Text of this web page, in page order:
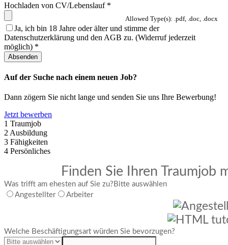
Hochladen von CV/Lebenslauf *
Allowed Type(s): .pdf, .doc, .docx
Ja, ich bin 18 Jahre oder älter und stimme der
Datenschutzerklärung und den AGB zu. (Widerruf jederzeit
möglich) *
Auf der Suche nach einem neuen Job?
Dann zögern Sie nicht lange und senden Sie uns Ihre Bewerbung!
Jetzt bewerben
1 Traumjob
2Ausbildung
3 Fähigkeiten
4 Persönliches
Finden Sie Ihren Traumjob
Was trifft am ehesten auf Sie zu? Bitte auswählen
Angestellter
Arbeiter
Welche Beschäftigungsart würden Sie bevorzugen?